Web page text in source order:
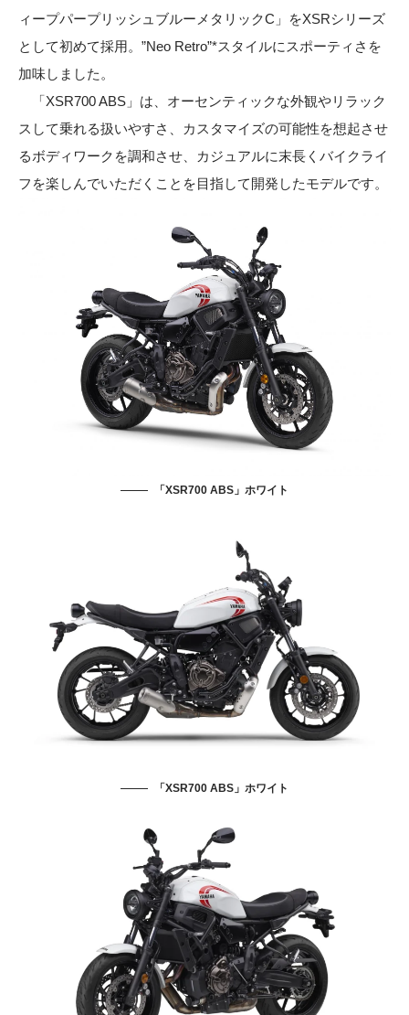
ィープパープリッシュブルーメタリックC」をXSRシリーズ
として初めて採用。”Neo Retro”*スタイルにスポーティさを
加味しました。
「XSR700 ABS」は、オーセンティックな外観やリラック
スして乗れる扱いやすさ、カスタマイズの可能性を想起させ
るボディワークを調和させ、カジュアルに末長くバイクライ
フを楽しんでいただくことを目指して開発したモデルです。
「XSR700 ABS」ホワイト
「XSR700 ABS」ホワイト